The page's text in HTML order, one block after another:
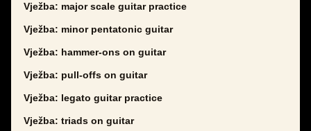
Vježba: major scale guitar practice
Vježba: minor pentatonic guitar
Vježba: hammer-ons on guitar
Vježba: pull-offs on guitar
Vježba: legato guitar practice
Vježba: triads on guitar